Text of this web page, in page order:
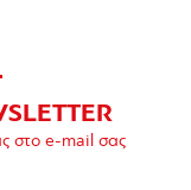
στο e-mail σας